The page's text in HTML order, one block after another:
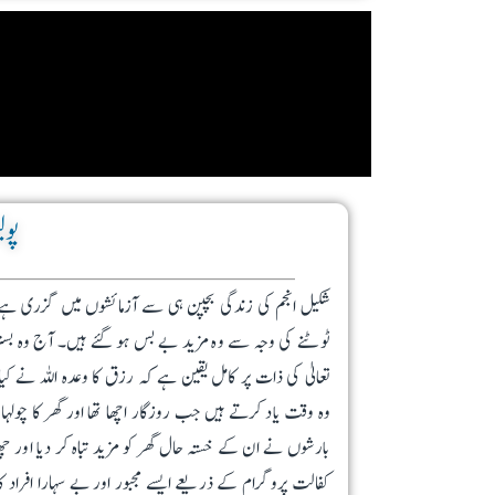
شکیل انجم کی زندگی بچپن ہی سے آزمائشوں میں گزری
ٹوٹنے کی وجہ سے وہ مزید بے بس ہو گئے ہیں۔ آج وہ
تعالیٰ کی ذات پر کامل یقین ہے کہ رزق کا وعدہ اللہ نے
وہ وقت یاد کرتے ہیں جب روزگار اچھا تھا اور گھر کا
بارشوں نے ان کے خستہ حال گھر کو مزید تباہ کر دیا
کفالت پروگرام کے ذریعے ایسے مجبور اور بے سہارا